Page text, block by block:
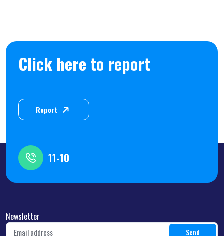
Click here to report
Report
11-10
Newsletter